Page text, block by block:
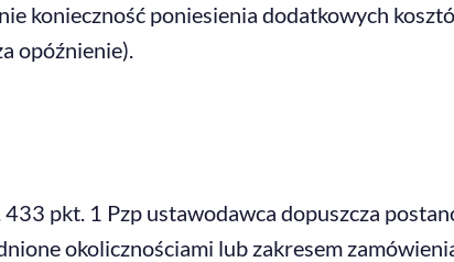
konieczność poniesienia dodatkowych
opóźnienie).
433 pkt. 1 Pzp ustawodawca dopuszcza
okolicznościami lub zakresem